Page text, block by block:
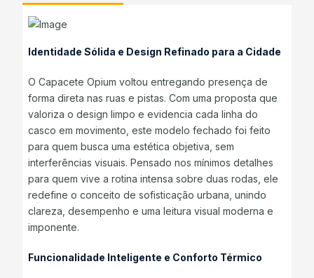
Identidade Sólida e Design Refinado para a Cidade
O Capacete Opium voltou entregando presença de
forma direta nas ruas e pistas. Com uma proposta que
valoriza o design limpo e evidencia cada linha do
casco em movimento, este modelo fechado foi feito
para quem busca uma estética objetiva, sem
interferências visuais. Pensado nos mínimos detalhes
para quem vive a rotina intensa sobre duas rodas, ele
redefine o conceito de sofisticação urbana, unindo
clareza, desempenho e uma leitura visual moderna e
imponente.
Funcionalidade Inteligente e Conforto Térmico